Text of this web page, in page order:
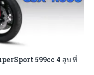
599cc 4 สูบ ที่